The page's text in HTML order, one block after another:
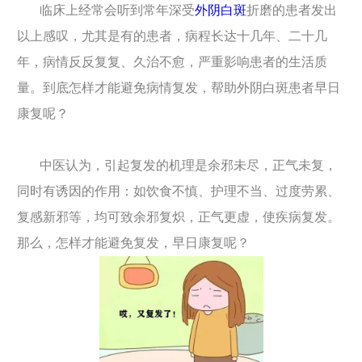
临床上经常会听到常年深受外阴白斑折磨的患者发出
以上感叹，尤其是有的患者，病程长达十几年、二十几
年，病情反反复复、久治不愈，严重影响患者的生活质
量。到底怎样才能避免病情复发，帮助外阴白斑患者早日
康复呢？
中医认为，引起复发的机理是余邪未尽，正气未复，
同时有诱因的作用：如饮食不慎、护理不当、过度劳累、
复感新邪等，均可致余邪复炽，正气更虚，使疾病复发。
那么，怎样才能避免复发，早日康复呢？